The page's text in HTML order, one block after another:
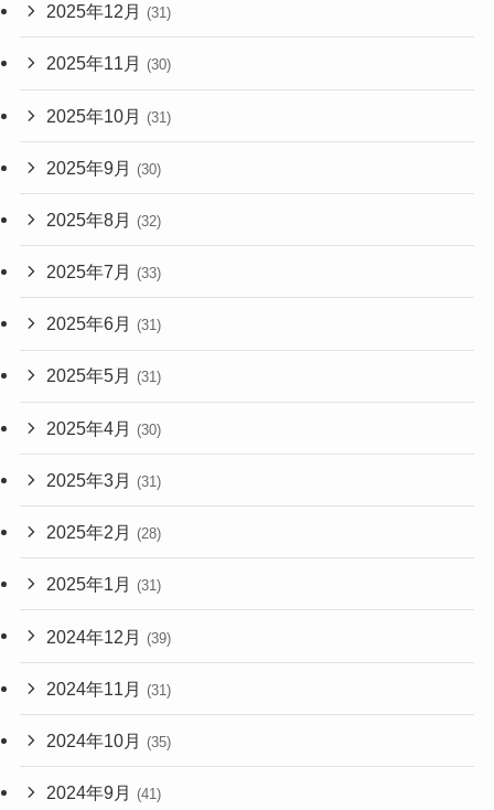
2025年12月 (31)
2025年11月 (30)
2025年10月 (31)
2025年9月 (30)
2025年8月 (32)
2025年7月 (33)
2025年6月 (31)
2025年5月 (31)
2025年4月 (30)
2025年3月 (31)
2025年2月 (28)
2025年1月 (31)
2024年12月 (39)
2024年11月 (31)
2024年10月 (35)
2024年9月 (41)